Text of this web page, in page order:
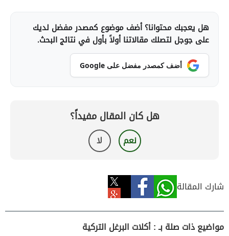
هل يعجبك محتوانا؟ أضف موضوع كمصدر مفضل لديك
على جوجل لتصلك مقالاتنا أولاً بأول في نتائج البحث.
أضف كمصدر مفضل على Google
هل كان المقال مفيداً؟
نعم لا
شارك المقالة
مواضيع ذات صلة بـ : أكلات البرغل التركية